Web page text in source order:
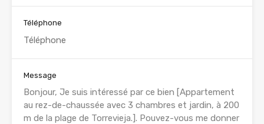
Téléphone
Message